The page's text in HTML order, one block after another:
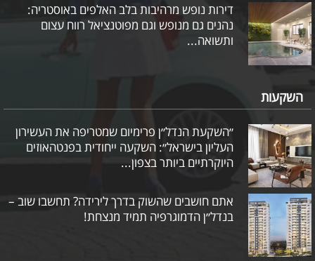
דירות נופש מרהיבות בלב האלפים באוסטריה:
נהנים גם מנופש וגם מפוטנציאל רווח עצום
ותשואה...
השקעות
״השקעת הנדל״ן פרימיום שמטריפה את העשירון
העליון בישראל״: השקעה ייחודית בפנטהאוזים
היוקרתיים ביותר בצפון...
אתם חושבים שהשוק בדרך לירידה? תחשבו שוב –
בנדל״ן הדמוגרפיה תמיד מנצחת!